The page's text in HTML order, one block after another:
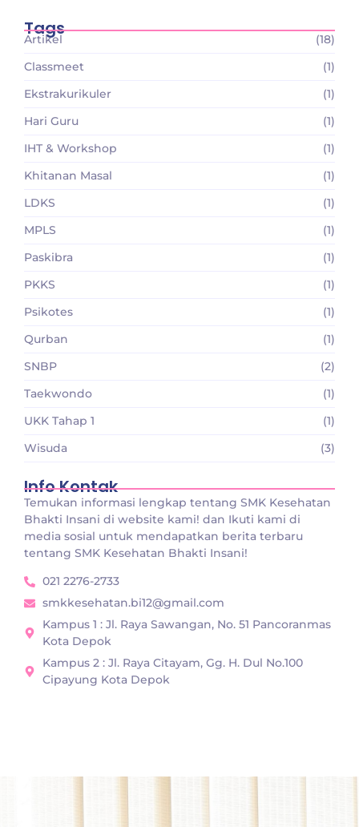
Tags
Artikel
(18)
Classmeet
(1)
Ekstrakurikuler
(1)
Hari Guru
(1)
IHT & Workshop
(1)
Khitanan Masal
(1)
LDKS
(1)
MPLS
(1)
Paskibra
(1)
PKKS
(1)
Psikotes
(1)
Qurban
(1)
SNBP
(2)
Taekwondo
(1)
UKK Tahap 1
(1)
Wisuda
(3)
Info Kontak
Temukan informasi lengkap tentang SMK Kesehatan
Bhakti Insani di website kami! dan Ikuti kami di
media sosial untuk mendapatkan berita terbaru
tentang SMK Kesehatan Bhakti Insani!
021 2276-2733
smkkesehatan.bi12@gmail.com
Kampus 1 : Jl. Raya Sawangan, No. 51 Pancoranmas
Kota Depok
Kampus 2 : Jl. Raya Citayam, Gg. H. Dul No.100
Cipayung Kota Depok